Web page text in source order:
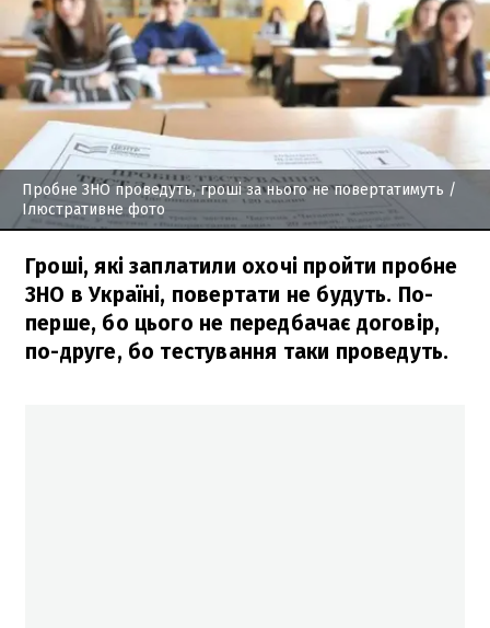
Пробне ЗНО проведуть, гроші за нього не повертатимуть /
Ілюстративне фото
Гроші, які заплатили охочі пройти пробне
ЗНО в Україні, повертати не будуть. По-
перше, бо цього не передбачає договір,
по-друге, бо тестування таки проведуть.